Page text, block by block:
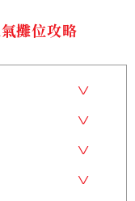
攤位攻略